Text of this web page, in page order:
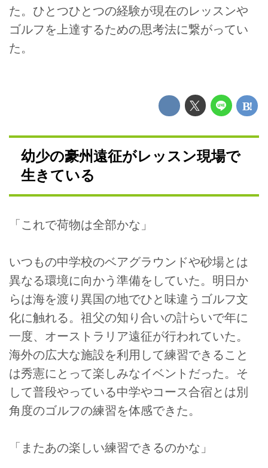
た。ひとつひとつの経験が現在のレッスンや
ゴルフを上達するための思考法に繋がってい
た。
幼少の豪州遠征がレッスン現場で
生きている
「これで荷物は全部かな」
いつもの中学校のベアグラウンドや砂場とは
異なる環境に向かう準備をしていた。明日か
らは海を渡り異国の地でひと味違うゴルフ文
化に触れる。祖父の知り合いの計らいで年に
一度、オーストラリア遠征が行われていた。
海外の広大な施設を利用して練習できること
は秀憲にとって楽しみなイベントだった。そ
して普段やっている中学やコース合宿とは別
角度のゴルフの練習を体感できた。
「またあの楽しい練習できるのかな」